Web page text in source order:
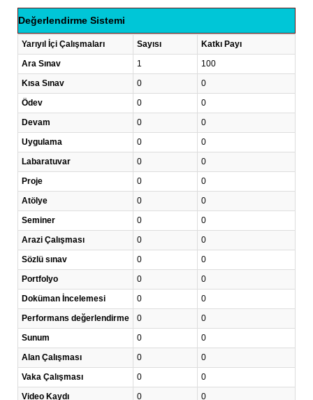
Değerlendirme Sistemi
Yarıyıl İçi Çalışmaları Sayısı
Katkı Payı
Ara Sınav
1
100
Kısa Sınav
0
0
Ödev
0
0
Devam
0
0
Uygulama
0
0
Labaratuvar
0
0
Proje
0
0
Atölye
0
0
Seminer
0
0
Arazi Çalışması
0
0
Sözlü sınav
0
0
Portfolyo
0
0
Doküman İncelemesi
0
0
Performans değerlendirme
0
0
Sunum
0
0
Alan Çalışması
0
0
Vaka Çalışması
0
0
Video Kaydı
0
0